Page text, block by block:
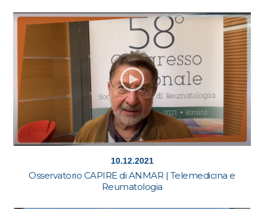
10.12.2021
Osservatorio CAPIRE di ANMAR | Telemedicina e
Reumatologia